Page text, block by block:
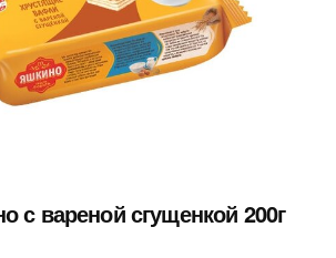
с вареной сгущенкой 200г